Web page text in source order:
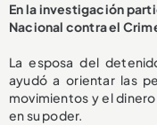
En la investigación
Nacional contra el
La esposa del
ayudó a orientar las
movimientos y el
en su poder.